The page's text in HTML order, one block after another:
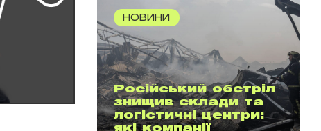
НОВИНИ
Російський обстріл
знищив склади та
логістичні центри:
які компанії